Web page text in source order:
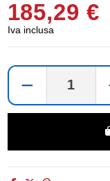
185,29 €
Iva inclusa
−